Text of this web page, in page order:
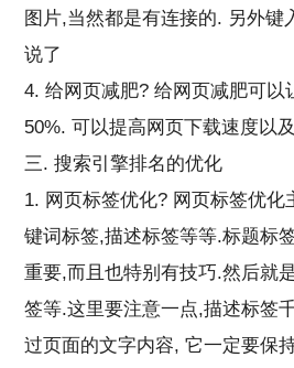
图片,当然都是有连接的. 另外键
说了
4. 给网页减肥? 给网页减肥可以
50%. 可以提高网页下载速度以
三. 搜索引擎排名的优化
1. 网页标签优化? 网页标签优化
键词标签,描述标签等等.标题标
重要,而且也特别有技巧.然后就
签等.这里要注意一点,描述标签
过页面的文字内容, 它一定要保